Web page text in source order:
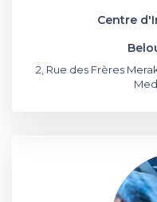
Centre
2, Rue des Frères